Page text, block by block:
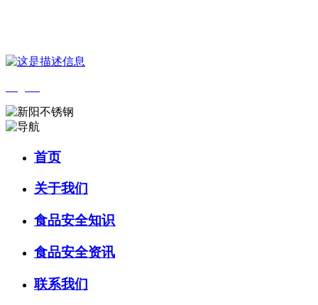
首页
关于我们
食品安全知识
食品安全资讯
联系我们